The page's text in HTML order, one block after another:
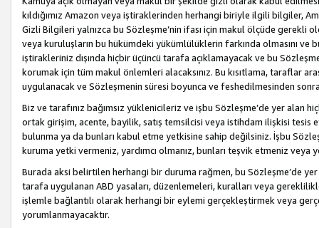
kıldığımız Amazon veya iştiraklerinden herhangi biriyle ilgili bilgiler,
Gizli Bilgileri yalnızca bu Sözleşme’nin ifası için makul ölçüde gerekli
veya kuruluşların bu hükümdeki yükümlülüklerin farkında olmasını ve
iştirakleriniz dışında hiçbir üçüncü tarafa açıklamayacak ve bu
korumak için tüm makul önlemleri alacaksınız. Bu kısıtlama, taraflar
uygulanacak ve Sözleşmenin süresi boyunca ve feshedilmesinden
Biz ve tarafınız bağımsız yüklenicileriz ve işbu Sözleşme’de yer alan
ortak girişim, acente, bayilik, satış temsilcisi veya istihdam ilişkisi
bulunma ya da bunları kabul etme yetkisine sahip değilsiniz. İşbu
kuruma yetki vermeniz, yardımcı olmanız, bunları teşvik etmeniz
Burada aksi belirtilen herhangi bir duruma rağmen, bu Sözleşme’de
tarafa uygulanan ABD yasaları, düzenlemeleri, kuralları veya
işlemle bağlantılı olarak herhangi bir eylemi gerçekleştirmek veya
yorumlanmayacaktır.